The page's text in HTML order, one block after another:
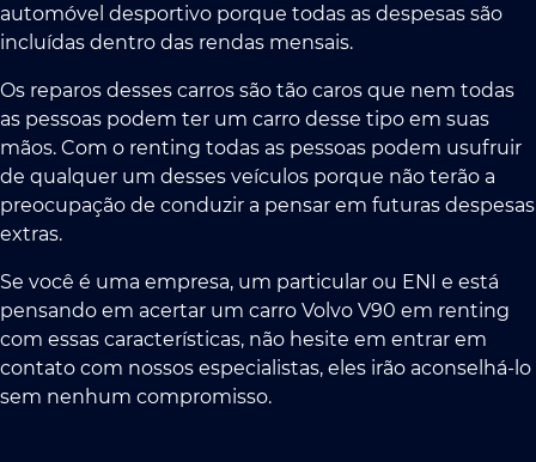
automóvel desportivo porque todas as despesas são
incluídas dentro das rendas mensais.
Os reparos desses carros são tão caros que nem todas
as pessoas podem ter um carro desse tipo em suas
mãos. Com o renting todas as pessoas podem usufruir
de qualquer um desses veículos porque não terão a
preocupação de conduzir a pensar em futuras despesas
extras.
Se você é uma empresa, um particular ou ENI e está
pensando em acertar um carro Volvo V90 em renting
com essas características, não hesite em entrar em
contato com nossos especialistas, eles irão aconselhá-lo
sem nenhum compromisso.